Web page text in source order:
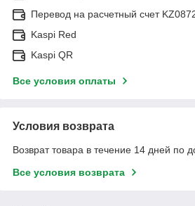
Перевод на расчетный счет
Kaspi Red
Kaspi QR
Все условия оплаты
Условия возврата
Возврат товара в течение 14 дней по
Все условия возврата